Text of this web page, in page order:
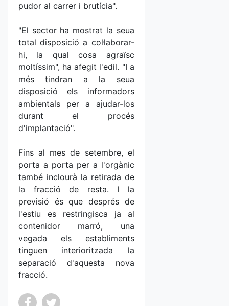
pudor al carrer i brutícia".
"El sector ha mostrat la seua
total disposició a col·laborar-
hi, la qual cosa agraïsc
moltíssim", ha afegit l'edil. "I a
més tindran a la seua
disposició els informadors
ambientals per a ajudar-los
durant el procés
d'implantació".
Fins al mes de setembre, el
porta a porta per a l'orgànic
també inclourà la retirada de
la fracció de resta. I la
previsió és que després de
l'estiu es restringisca ja al
contenidor marró, una
vegada els establiments
tinguen interioritzada la
separació d'aquesta nova
fracció.